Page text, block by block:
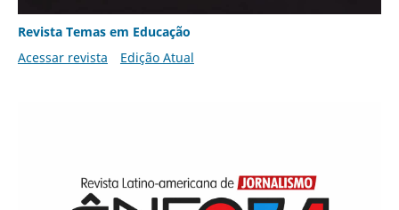
Revista Temas em Educação
Acessar revista
Edição Atual